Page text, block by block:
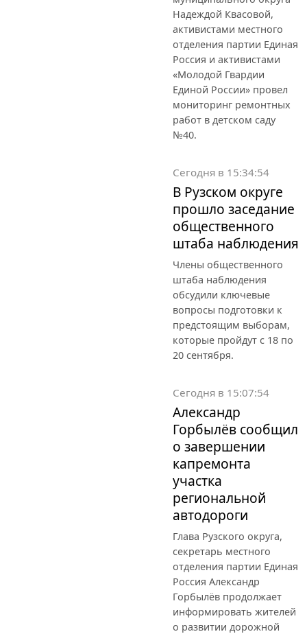
Надеждой Квасовой,
активистами местного
отделения партии Единая
Россия и активистами
«Молодой Гвардии
Единой России» провел
мониторинг ремонтных
работ в детском саду
№40.
Сегодня в 15:34:54
В Рузском округе
прошло заседание
общественного
штаба наблюдения
Члены общественного
штаба наблюдения
обсудили ключевые
вопросы подготовки к
предстоящим выборам,
которые пройдут с 18 по
20 сентября.
Сегодня в 15:07:54
Александр
Горбылёв сообщил
о завершении
капремонта
участка
региональной
автодороги
Глава Рузского округа,
секретарь местного
отделения партии Единая
Россия Александр
Горбылёв продолжает
информировать жителей
о развитии дорожной